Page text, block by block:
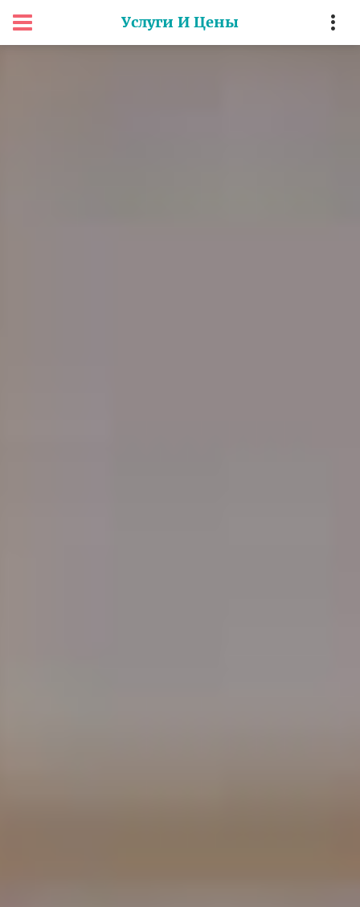
Услуги И Цены